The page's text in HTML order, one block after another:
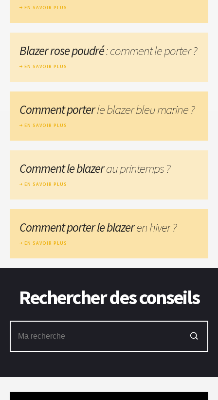
EN SAVOIR PLUS
Blazer rose poudré: comment le porter ?
EN SAVOIR PLUS
Comment porterle blazer bleu marine ?
EN SAVOIR PLUS
Comment le blazerau printemps ?
EN SAVOIR PLUS
Comment porter le blazeren hiver ?
EN SAVOIR PLUS
Rechercher des conseils